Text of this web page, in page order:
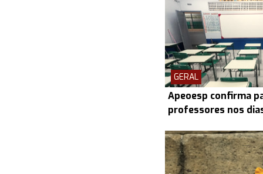
GERAL
Apeoesp confirma
professores nos